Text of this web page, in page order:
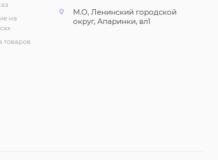
на
товаров
М.О, Ленинский городской
округ, Апаринки, вл1